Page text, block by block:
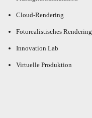
Cloud-Rendering
Fotorealistisches Rendering
Innovation Lab
Virtuelle Produktion